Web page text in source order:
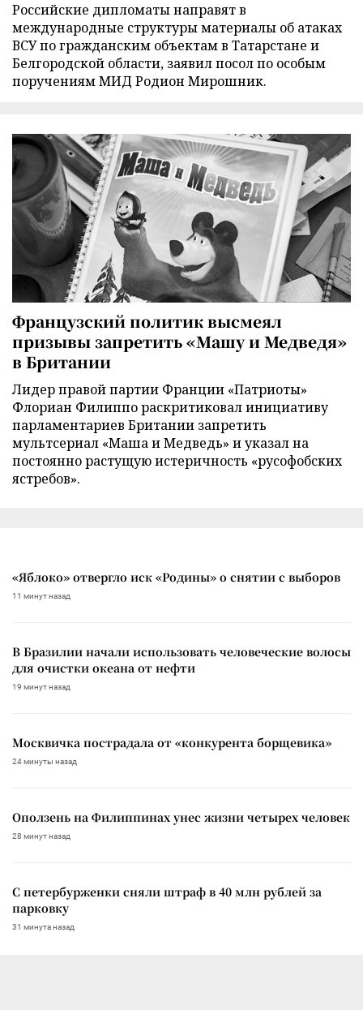
Российские дипломаты направят в
международные структуры материалы об атаках
ВСУ по гражданским объектам в Татарстане и
Белгородской области, заявил посол по особым
поручениям МИД Родион Мирошник.
Французский политик высмеял
призывы запретить «Машу и Медведя»
в Британии
Лидер правой партии Франции «Патриоты»
Флориан Филиппо раскритиковал инициативу
парламентариев Британии запретить
мультсериал «Маша и Медведь» и указал на
постоянно растущую истеричность «русофобских
ястребов».
«Яблоко» отвергло иск «Родины» о снятии с выборов
11 минут назад
В Бразилии начали использовать человеческие волосы
для очистки океана от нефти
19 минут назад
Москвичка пострадала от «конкурента борщевика»
24 минуты назад
Оползень на Филиппинах унес жизни четырех человек
28 минут назад
С петербурженки сняли штраф в 40 млн рублей за
парковку
31 минута назад